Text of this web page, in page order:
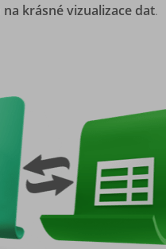
krásné vizualizace dat.